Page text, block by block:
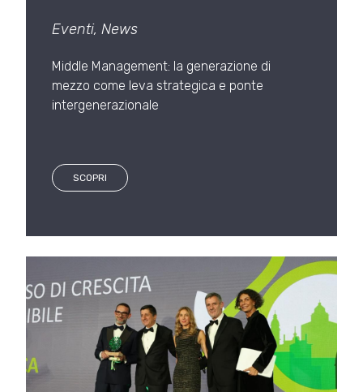
Eventi, News
Middle Management: la generazione di
mezzo come leva strategica e ponte
intergenerazionale
SCOPRI